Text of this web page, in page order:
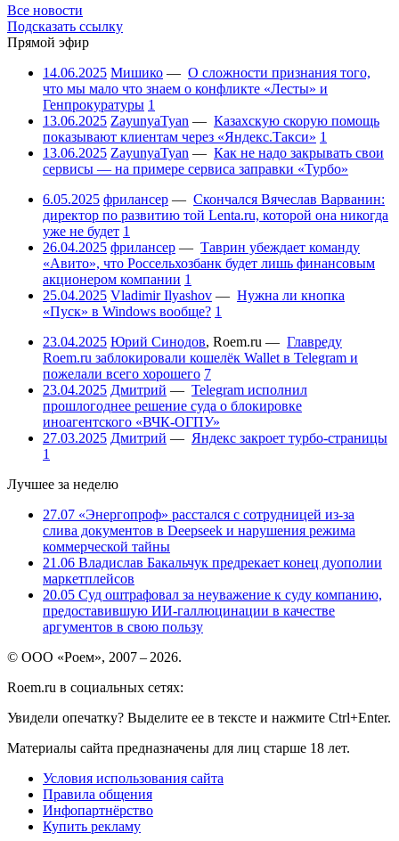
Все новости
Подсказать ссылку
Прямой эфир
14.06.2025 Мишико — О сложности признания того,
что мы мало что знаем о конфликте «Лесты» и
Генпрокуратуры 1
13.06.2025 ZayunyaTyan — Казахскую скорую помощь
показывают клиентам через «Яндекс.Такси» 1
13.06.2025 ZayunyaTyan — Как не надо закрывать свои
сервисы — на примере сервиса заправки «Турбо»
6.05.2025 фрилансер — Скончался Вячеслав Варванин:
директор по развитию той Lenta.ru, которой она никогда
уже не будет 1
26.04.2025 фрилансер — Таврин убеждает команду
«Авито», что Россельхозбанк будет лишь финансовым
акционером компании 1
25.04.2025 Vladimir Ilyashov — Нужна ли кнопка
«Пуск» в Windows вообще? 1
23.04.2025 Юрий Синодов, Roem.ru — Главреду
Roem.ru заблокировали кошелёк Wallet в Telegram и
пожелали всего хорошего 7
23.04.2025 Дмитрий — Telegram исполнил
прошлогоднее решение суда о блокировке
иноагентского «ВЧК-ОГПУ»
27.03.2025 Дмитрий — Яндекс закроет турбо-страницы
1
Лучшее за неделю
27.07 «Энергопроф» расстался с сотрудницей из-за
слива документов в Deepseek и нарушения режима
коммерческой тайны
21.06 Владислав Бакальчук предрекает конец дуополии
маркетплейсов
20.05 Суд оштрафовал за неуважение к суду компанию,
предоставившую ИИ-галлюцинации в качестве
аргументов в свою пользу
© ООО «Роем», 2007 – 2026.
Roem.ru в социальных сетях:
Увидели опечатку? Выделите ее в тексте и нажмите Ctrl+Enter.
Материалы сайта предназначены для лиц старше 18 лет.
Условия использования сайта
Правила общения
Инфопартнёрство
Купить рекламу